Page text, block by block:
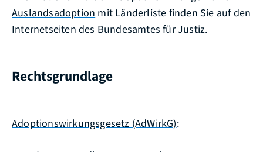
Auslandsadoption mit Länderliste finden Sie auf den
Internetseiten des Bundesamtes für Justiz.
Rechtsgrundlage
Adoptionswirkungsgesetz (AdWirkG):